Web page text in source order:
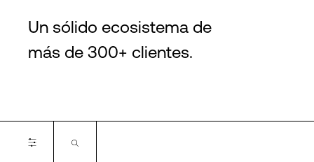
Un sólido ecosistema de
más de 300+ clientes.